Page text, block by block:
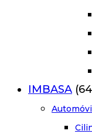
IMBASA